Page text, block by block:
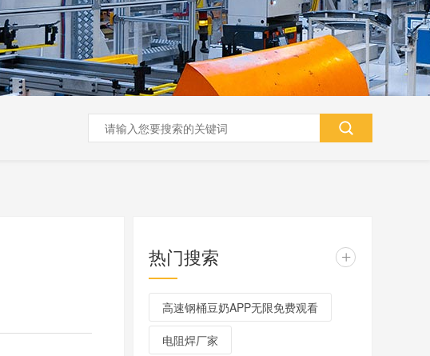
热门搜索 +
高速钢桶豆奶APP无限免费观看
电阻焊厂家